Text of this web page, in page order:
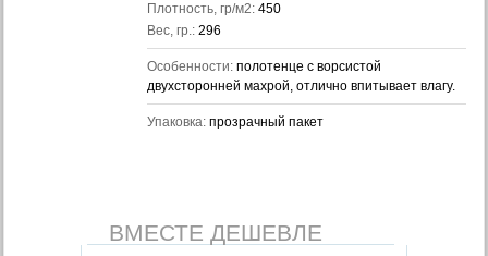
Плотность, гр/м2: 450
Вес, гр.: 296
Особенности: полотенце с ворсистой
двухсторонней махрой, отлично впитывает влагу.
Упаковка: прозрачный пакет
ВМЕСТЕ ДЕШЕВЛЕ